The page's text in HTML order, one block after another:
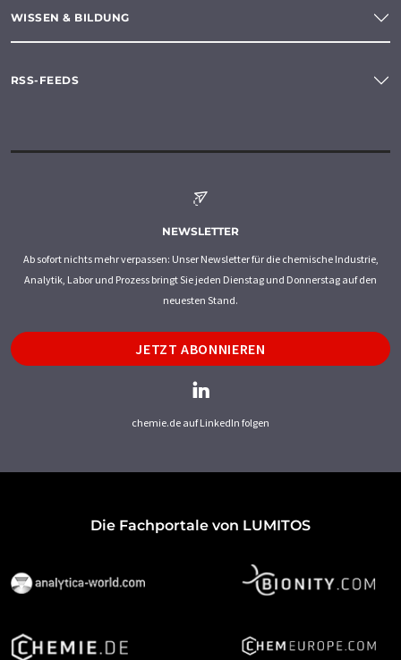
WISSEN & BILDUNG
RSS-FEEDS
NEWSLETTER
Ab sofort nichts mehr verpassen: Unser Newsletter für die chemische Industrie,
Analytik, Labor und Prozess bringt Sie jeden Dienstag und Donnerstag auf den
neuesten Stand.
JETZT ABONNIEREN
chemie.de auf LinkedIn folgen
Die Fachportale von LUMITOS